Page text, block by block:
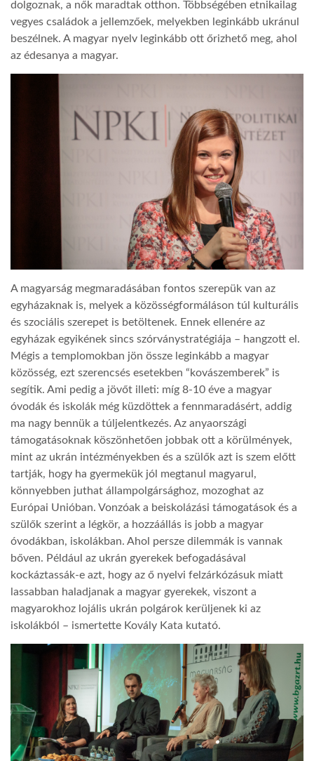
dolgoznak, a nők maradtak otthon. Többségében etnikailag
vegyes családok a jellemzőek, melyekben leginkább ukránul
beszélnek. A magyar nyelv leginkább ott őrizhető meg, ahol
az édesanya a magyar.
A magyarság megmaradásában fontos szerepük van az
egyházaknak is, melyek a közösségformáláson túl kulturális
és szociális szerepet is betöltenek. Ennek ellenére az
egyházak egyikének sincs szórványstratégiája – hangzott el.
Mégis a templomokban jön össze leginkább a magyar
közösség, ezt szerencsés esetekben “kovászemberek” is
segítik. Ami pedig a jövőt illeti: míg 8-10 éve a magyar
óvodák és iskolák még küzdöttek a fennmaradásért, addig
ma nagy bennük a túljelentkezés. Az anyaországi
támogatásoknak köszönhetően jobbak ott a körülmények,
mint az ukrán intézményekben és a szülők azt is szem előtt
tartják, hogy ha gyermekük jól megtanul magyarul,
könnyebben juthat állampolgársághoz, mozoghat az
Európai Unióban. Vonzóak a beiskolázási támogatások és a
szülők szerint a légkör, a hozzáállás is jobb a magyar
óvodákban, iskolákban. Ahol persze dilemmák is vannak
bőven. Például az ukrán gyerekek befogadásával
kockáztassák-e azt, hogy az ő nyelvi felzárkózásuk miatt
lassabban haladjanak a magyar gyerekek, viszont a
magyarokhoz lojális ukrán polgárok kerüljenek ki az
iskolákból – ismertette Kovály Kata kutató.